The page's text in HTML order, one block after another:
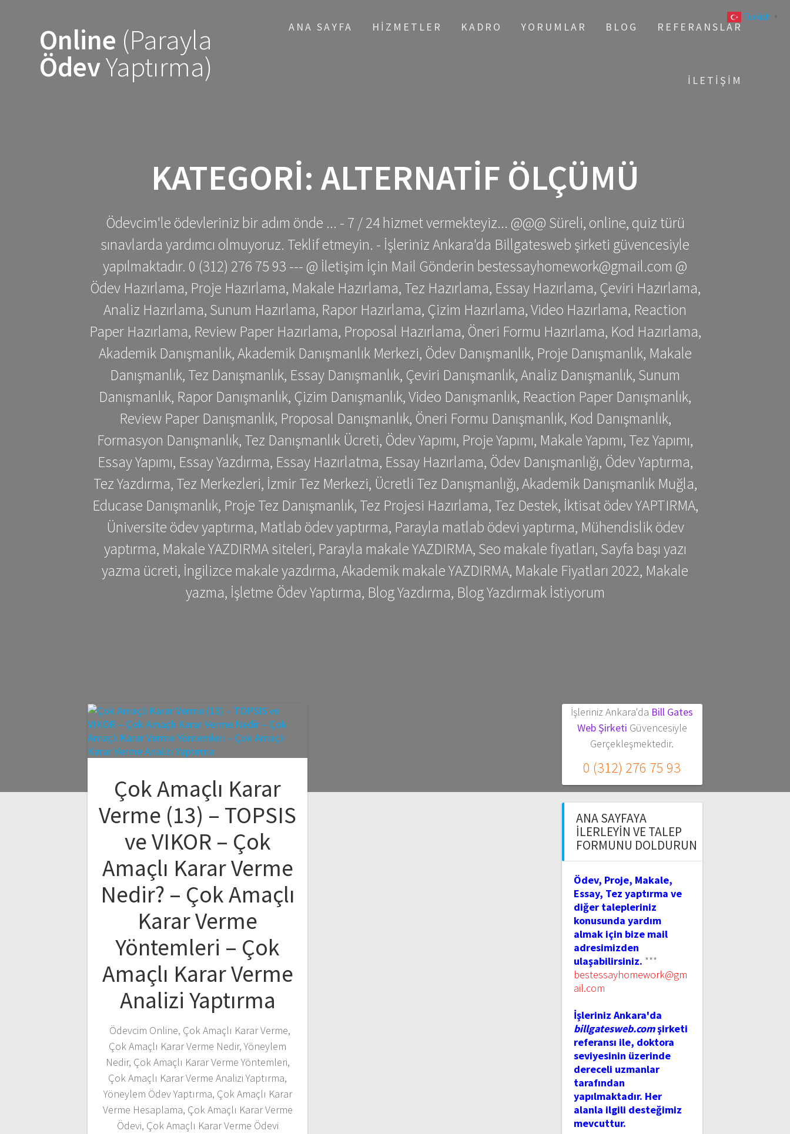
Online (Parayla
ÖdevYaptırma)
ANA SAYFA HIZMETLER KADRO YORUMLAR BLOG REFERANSLAR
İLETIŞIM
KATEGORI: ALTERNATIF ÖLÇÜMÜ
Ödevcim'le ödevleriniz bir adım önde ... - 7 / 24 hizmet vermekteyiz... @@@ Süreli, online, quiz türü
sınavlarda yardımcı olmuyoruz. Teklif etmeyin. - İşleriniz Ankara'da Billgatesweb şirketi güvencesiyle
yapılmaktadır. 0 (312) 276 75 93 --- @ İletişim İçin Mail Gönderin bestessayhomework@gmail.com @
Ödev Hazırlama, Proje Hazırlama, Makale Hazırlama, Tez Hazırlama, Essay Hazırlama, Çeviri Hazırlama,
Analiz Hazırlama, Sunum Hazırlama, Rapor Hazırlama, Çizim Hazırlama, Video Hazırlama, Reaction
Paper Hazırlama, Review Paper Hazırlama, Proposal Hazırlama, Öneri Formu Hazırlama, Kod Hazırlama,
Akademik Danışmanlık, Akademik Danışmanlık Merkezi, Ödev Danışmanlık, Proje Danışmanlık, Makale
Danışmanlık, Tez Danışmanlık, Essay Danışmanlık, Çeviri Danışmanlık, Analiz Danışmanlık, Sunum
Danışmanlık, Rapor Danışmanlık, Çizim Danışmanlık, Video Danışmanlık, Reaction Paper Danışmanlık,
Review Paper Danışmanlık, Proposal Danışmanlık, Öneri Formu Danışmanlık, Kod Danışmanlık,
Formasyon Danışmanlık, Tez Danışmanlık Ücreti, Ödev Yapımı, Proje Yapımı, Makale Yapımı, Tez Yapımı,
Essay Yapımı, Essay Yazdırma, Essay Hazırlatma, Essay Hazırlama, Ödev Danışmanlığı, Ödev Yaptırma,
Tez Yazdırma, Tez Merkezleri, İzmir Tez Merkezi, Ücretli Tez Danışmanlığı, Akademik Danışmanlık Muğla,
Educase Danışmanlık, Proje Tez Danışmanlık, Tez Projesi Hazırlama, Tez Destek, İktisat ödev YAPTIRMA,
Üniversite ödev yaptırma, Matlab ödev yaptırma, Parayla matlab ödevi yaptırma, Mühendislik ödev
yaptırma, Makale YAZDIRMA siteleri, Parayla makale YAZDIRMA, Seo makale fiyatları, Sayfa başı yazı
yazma ücreti, İngilizce makale yazdırma, Akademik makale YAZDIRMA, Makale Fiyatları 2022, Makale
yazma, İşletme Ödev Yaptırma, Blog Yazdırma, Blog Yazdırmak İstiyorum
Çok Amaçlı Karar
Verme (13) – TOPSIS
ve VIKOR – Çok
Amaçlı Karar Verme
Nedir? – Çok Amaçlı
Karar Verme
Yöntemleri – Çok
Amaçlı Karar Verme
Analizi Yaptırma
Ödevcim Online, Çok Amaçlı Karar Verme,
Çok Amaçlı Karar Verme Nedir, Yöneylem
Nedir, Çok Amaçlı Karar Verme Yöntemleri,
Çok Amaçlı Karar Verme Analizi Yaptırma,
Yöneylem Ödev Yaptırma, Çok Amaçlı Karar
Verme Hesaplama, Çok Amaçlı Karar Verme
Ödevi, Çok Amaçlı Karar Verme Ödevi
İşleriniz Ankara'da Bill Gates
Web Şirketi Güvencesiyle
Gerçekleşmektedir.
0 (312) 276 75 93
ANA SAYFAYA
İLERLEYIN VE TALEP
FORMUNU DOLDURUN
Ödev, Proje, Makale,
Essay, Tez yaptırma ve
diğer talepleriniz
konusunda yardım
almak için bize mail
adresimizden
ulaşabilirsiniz. ***
bestessayhomework@gm
ail.com
İşleriniz Ankara'da
billgatesweb.comşirketi
referansı ile, doktora
seviyesinin üzerinde
dereceli uzmanlar
tarafından
yapılmaktadır. Her
alanla ilgili desteğimiz
mevcuttur.
Turkish ▼